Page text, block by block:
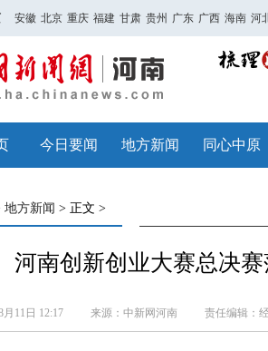
安徽 北京 重庆 福建 甘肃 贵州 广东 广西 海南 河
今日要闻 地方新闻 同心中原
地方新闻 > 正文 >
河南创新创业大赛总决
月11日 12:17 来源：中新网河南 责任编辑：